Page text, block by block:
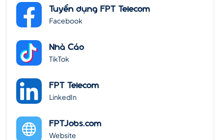
Tuyển dụng FPT Telecom
Facebook
Nhà Cáo
TikTok
FPT Telecom
LinkedIn
FPTJobs.com
Website